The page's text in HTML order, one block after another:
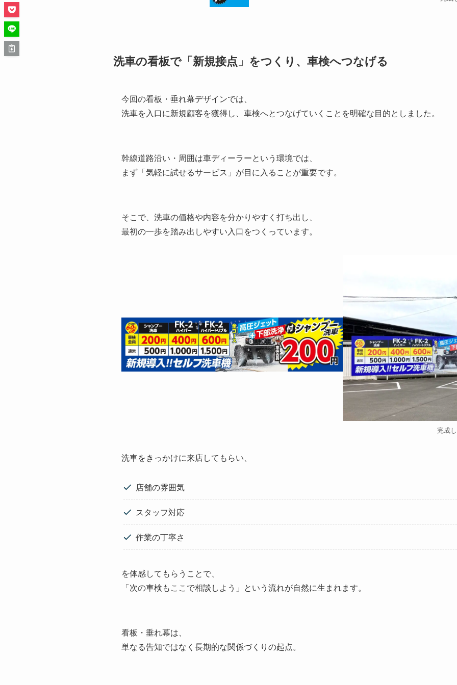
洗車の看板で「新規接点」をつくり、車検へつなげる
今回の看板・垂れ幕デザインでは、
洗車を入口に新規顧客を獲得し、車検へとつなげていくことを明確な目的としました。
幹線道路沿い・周囲は車ディーラーという環境では、
まず「気軽に試せるサービス」が目に入ることが重要です。
そこで、洗車の価格や内容を分かりやすく打ち出し、
最初の一歩を踏み出しやすい入口をつくっています。
完成
洗車をきっかけに来店してもらい、
店舗の雰囲気
スタッフ対応
作業の丁寧さ
を体感してもらうことで、
「次の車検もここで相談しよう」という流れが自然に生まれます。
看板・垂れ幕は、
単なる告知ではなく長期的な関係づくりの起点。